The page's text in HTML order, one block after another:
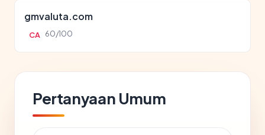
gmvaluta.com
CA 60/100
Pertanyaan Umum